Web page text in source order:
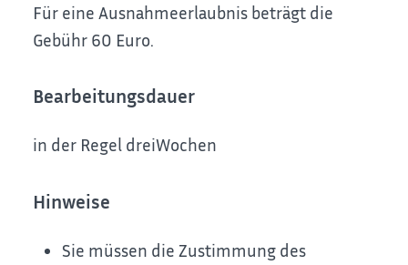
Für eine Ausnahmeerlaubnis beträgt die
Gebühr 60 Euro.
Bearbeitungsdauer
in der Regel dreiWochen
Hinweise
Sie müssen die Zustimmung des